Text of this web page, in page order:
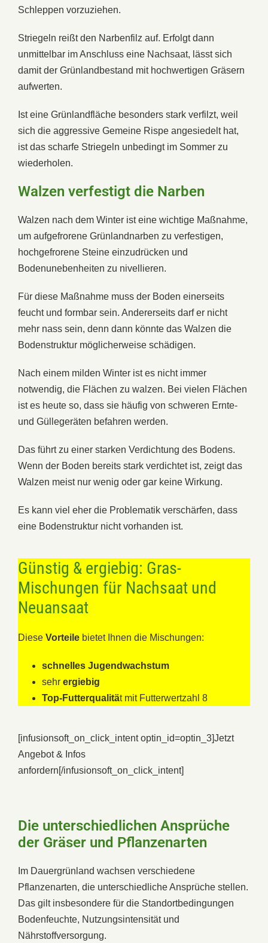
Schleppen vorzuziehen.
Striegeln reißt den Narbenfilz auf. Erfolgt dann
unmittelbar im Anschluss eine Nachsaat, lässt sich
damit der Grünlandbestand mit hochwertigen Gräsern
aufwerten.
Ist eine Grünlandfläche besonders stark verfilzt, weil
sich die aggressive Gemeine Rispe angesiedelt hat,
ist das scharfe Striegeln unbedingt im Sommer zu
wiederholen.
Walzen verfestigt die Narben
Walzen nach dem Winter ist eine wichtige Maßnahme,
um aufgefrorene Grünlandnarben zu verfestigen,
hochgefrorene Steine einzudrücken und
Bodenunebenheiten zu nivellieren.
Für diese Maßnahme muss der Boden einerseits
feucht und formbar sein. Andererseits darf er nicht
mehr nass sein, denn dann könnte das Walzen die
Bodenstruktur möglicherweise schädigen.
Nach einem milden Winter ist es nicht immer
notwendig, die Flächen zu walzen. Bei vielen Flächen
ist es heute so, dass sie häufig von schweren Ernte-
und Güllegeräten befahren werden.
Das führt zu einer starken Verdichtung des Bodens.
Wenn der Boden bereits stark verdichtet ist, zeigt das
Walzen meist nur wenig oder gar keine Wirkung.
Es kann viel eher die Problematik verschärfen, dass
eine Bodenstruktur nicht vorhanden ist.
Günstig & ergiebig: Gras-
Mischungen für Nachsaat und
Neuansaat
Diese Vorteile bietet Ihnen die Mischungen:
schnelles Jugendwachstum
sehr ergiebig
Top-Futterqualität mit Futterwertzahl 8
[infusionsoft_on_click_intent optin_id=optin_3]Jetzt
Angebot & Infos
anfordern[/infusionsoft_on_click_intent]
Die unterschiedlichen Ansprüche
der Gräser und Pflanzenarten
Im Dauergrünland wachsen verschiedene
Pflanzenarten, die unterschiedliche Ansprüche stellen.
Das gilt insbesondere für die Standortbedingungen
Bodenfeuchte, Nutzungsintensität und
Nährstoffversorgung.